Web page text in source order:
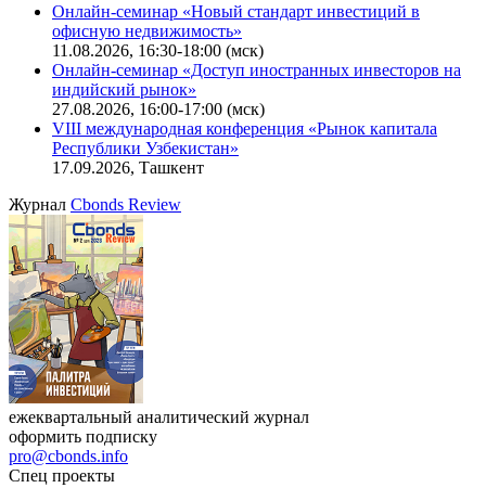
Онлайн-семинар «Новый стандарт инвестиций в
офисную недвижимость»
11.08.2026, 16:30-18:00 (мск)
Онлайн-семинар «Доступ иностранных инвесторов на
индийский рынок»
27.08.2026, 16:00-17:00 (мск)
VIII международная конференция «Рынок капитала
Республики Узбекистан»
17.09.2026, Ташкент
Журнал Cbonds Review
ежеквартальный аналитический журнал
оформить подписку
pro@cbonds.info
Спец проекты